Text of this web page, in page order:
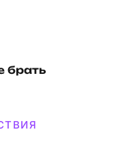
брать